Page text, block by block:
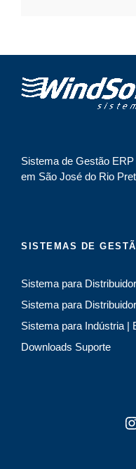
n
v
e
Sistema de Gestão
em São José do Rio
SISTEMAS DE
Sistema para
Sistema para
Sistema para Indústria |
Downloads Suporte
Instagram